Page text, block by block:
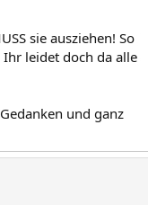
sie ausziehen! So
leidet doch da alle
und ganz